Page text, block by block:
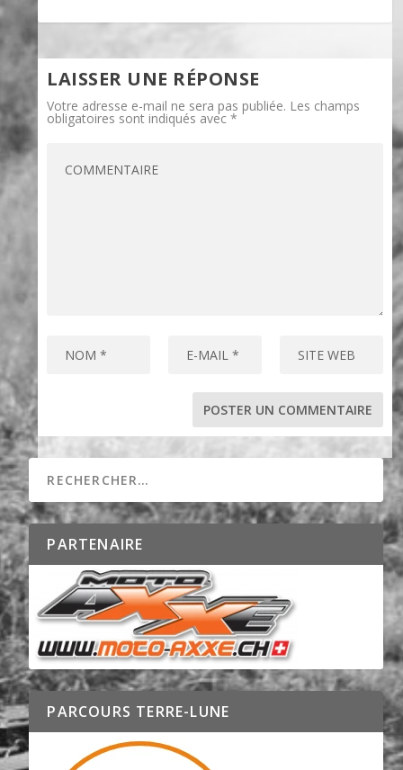
LAISSER UNE RÉPONSE
Votre adresse e-mail ne sera pas publiée. Les champs
obligatoires sont indiqués avec*
PARTENAIRE
PARCOURS TERRE-LUNE